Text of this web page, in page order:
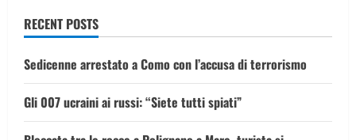
RECENT POSTS
Sedicenne arrestato a Como con l’accusa di terrorismo
Gli 007 ucraini ai russi: “Siete tutti spiati”